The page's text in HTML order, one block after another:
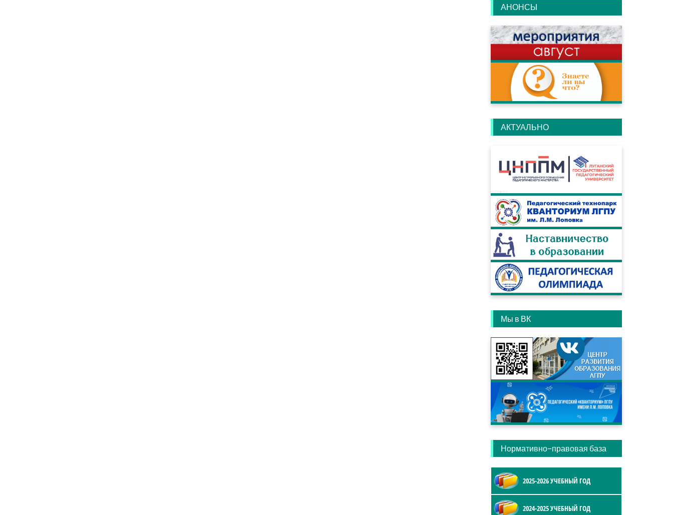
АНОНСЫ
АКТУАЛЬНО
Мы в ВК
Нормативно-правовая база
2025-2026 УЧЕБНЫЙ ГОД
2024-2025 УЧЕБНЫЙ ГОД